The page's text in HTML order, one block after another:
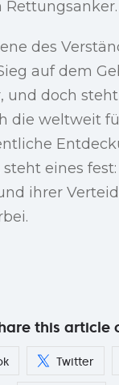
des
auf dem
und doch
die weltweit
eines
ihrer
this article
Twitter